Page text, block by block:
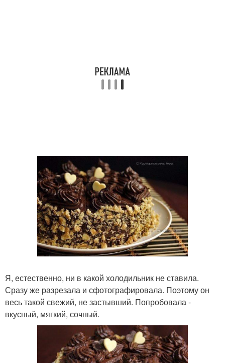
Я, естественно, ни в какой холодильник не ставила.
Сразу же разрезала и сфотографировала. Поэтому он
весь такой свежий, не застывший. Попробовала -
вкусный, мягкий, сочный.